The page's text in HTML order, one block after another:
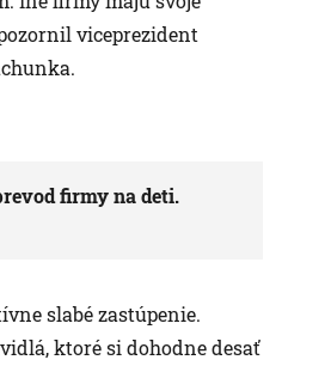
viceprezident
firmy na deti.
slabé zastúpenie.
ktoré si dohodne desať